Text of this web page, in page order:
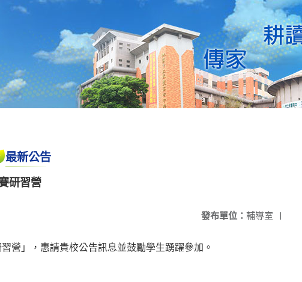
最新公告
研習營
發布單位： 輔導室 |
營」，惠請貴校公告訊息並鼓勵學生踴躍參加。